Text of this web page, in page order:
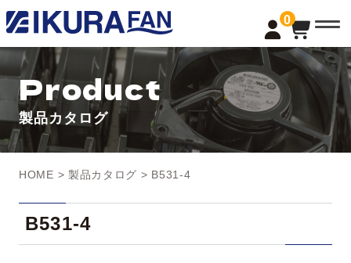
0
t
o
g
l
e
a
v
i
g
a
n
Product
製品カタログ
HOME > 製品カタログ > B531-4
B531-4